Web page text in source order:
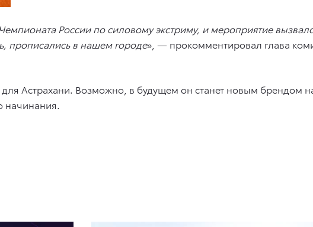
России по силовому экстриму, и мероприятие
прописались в нашем городе», — прокомментировал глава
Астрахани. Возможно, в будущем он станет новым брендом
начинания.